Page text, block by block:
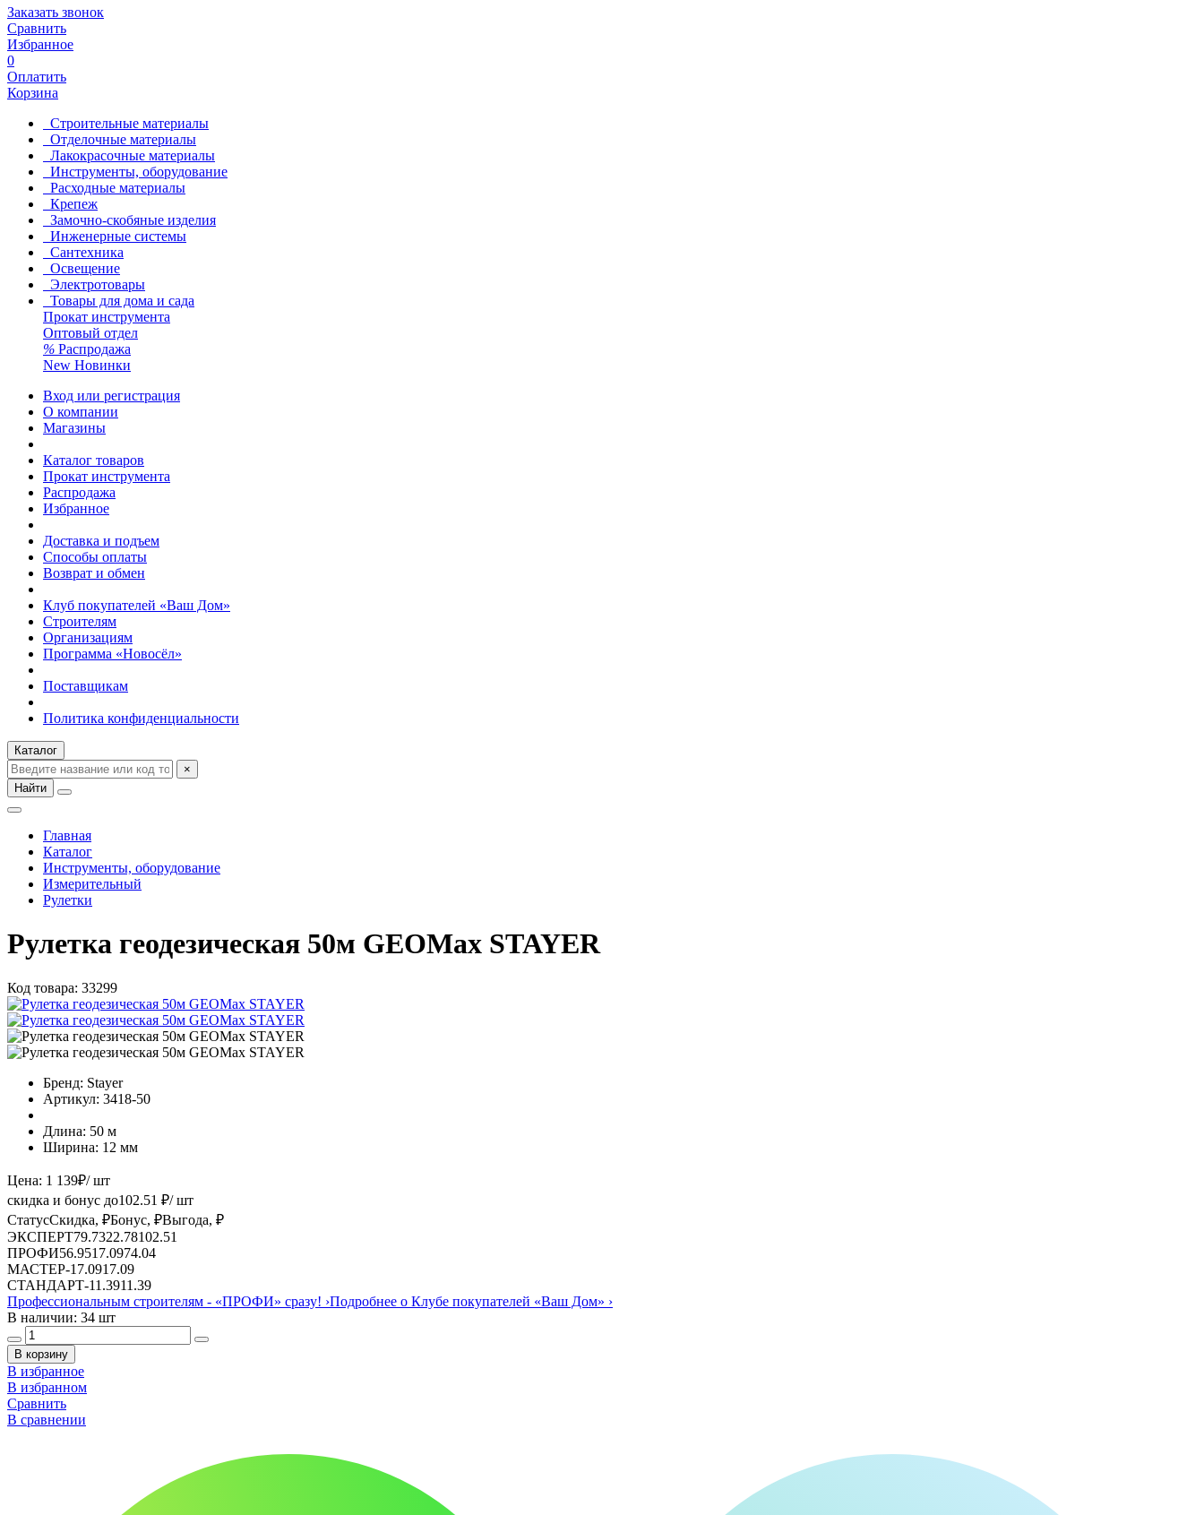
Заказать звонок
Сравнить
Избранное
0
Оплатить
Корзина
Строительные материалы
Отделочные материалы
Лакокрасочные материалы
Инструменты, оборудование
Расходные материалы
Крепеж
Замочно-скобяные изделия
Инженерные системы
Сантехника
Освещение
Электротовары
Товары для дома и сада
Прокат инструмента
Оптовый отдел
% Распродажа
New Новинки
Вход или регистрация
О компании
Магазины
Каталог товаров
Прокат инструмента
Распродажа
Избранное
Доставка и подъем
Способы оплаты
Возврат и обмен
Клуб покупателей «Ваш Дом»
Строителям
Организациям
Программа «Новосёл»
Поставщикам
Политика конфиденциальности
Каталог
×
Найти
Главная
Каталог
Инструменты, оборудование
Измерительный
Рулетки
Рулетка геодезическая 50м GEOMax STAYER
Код товара: 33299
Бренд: Stayer
Артикул: 3418-50
Длина: 50 м
Ширина: 12 мм
Цена: 1 139₽/ шт
скидка и бонус до102.51 ₽/ шт
СтатусСкидка, ₽Бонус, ₽Выгода, ₽
ЭКСПЕРТ79.7322.78102.51
ПРОФИ56.9517.0974.04
МАСТЕР-17.0917.09
СТАНДАРТ-11.3911.39
Профессиональным строителям - «ПРОФИ» сразу! ›Подробнее о Клубе покупателей «Ваш Дом» ›
В наличии: 34 шт
В корзину
В избранное
В избранном
Сравнить
В сравнении